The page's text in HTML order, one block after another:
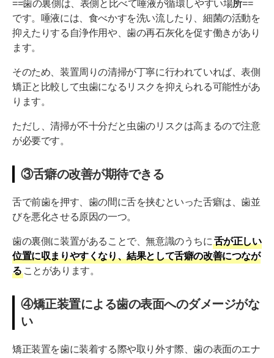
==歯の裏側は、表側と比べて唾液が循環しやすい場所==
です。唾液には、食べかすを洗い流したり、細菌の活動を
抑えたりする自浄作用や、歯の再石灰化を促す働きがあり
ます。
そのため、装置周りの清掃が丁寧に行われていれば、表側
矯正と比較して虫歯になるリスクを抑えられる可能性があ
ります。
ただし、清掃が不十分だと虫歯のリスクは高まるので注意
が必要です。
③舌癖の改善が期待できる
舌で前歯を押す、歯の間に舌を挟むといった舌癖は、歯並
びを悪化させる原因の一つ。
歯の裏側に装置があることで、無意識のうちに 舌が正しい
位置に収まりやすくなり、結果として舌癖の改善につなが
る ことがあります。
④矯正装置による歯の表面へのダメージがな
い
矯正装置を歯に装着する際や取り外す際、歯の表面のエナ